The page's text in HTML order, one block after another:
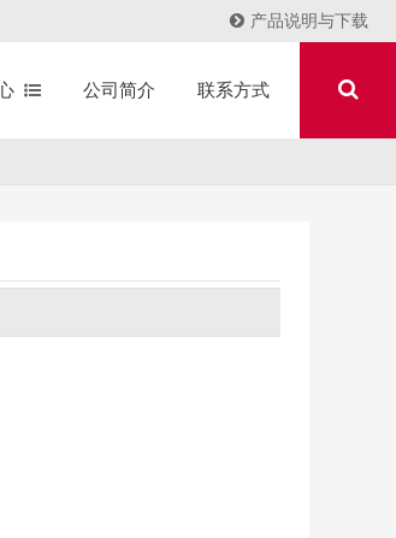
产品说明与下载
公司简介 联系方式